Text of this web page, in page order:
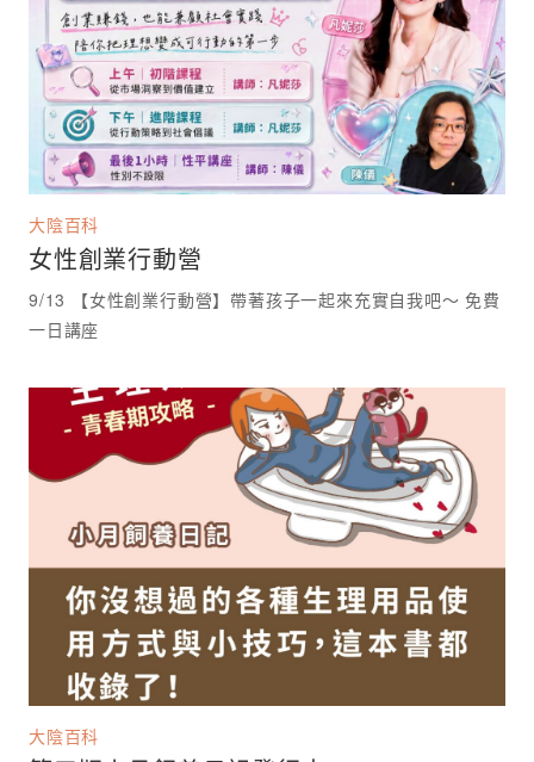
大陰百科
女性創業行動營
9/13 【女性創業行動營】帶著孩子一起來充實自我吧～ 免費
大陰百科